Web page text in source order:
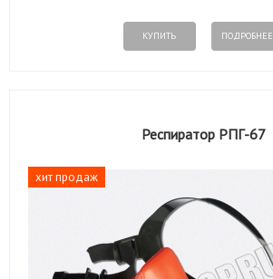
КУПИТЬ ПОДРОБНЕЕ
Респиратор РПГ-67
хит продаж